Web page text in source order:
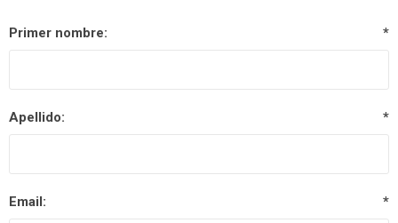
Primer nombre: *
Apellido: *
Email: *